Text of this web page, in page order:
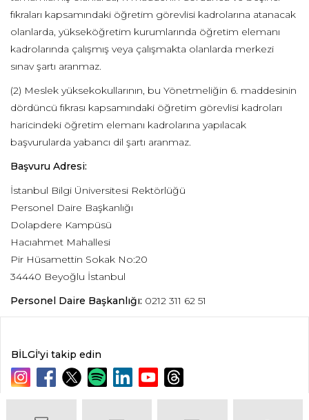
fıkraları kapsamındaki öğretim görevlisi kadrolarına atanacak
olanlarda, yükseköğretim kurumlarında öğretim elemanı
kadrolarında çalışmış veya çalışmakta olanlarda merkezi
sınav şartı aranmaz.
(2) Meslek yüksekokullarının, bu Yönetmeliğin 6. maddesinin
dördüncü fıkrası kapsamındaki öğretim görevlisi kadroları
haricindeki öğretim elemanı kadrolarına yapılacak
başvurularda yabancı dil şartı aranmaz.
Başvuru Adresi:
İstanbul Bilgi Üniversitesi Rektörlüğü
Personel Daire Başkanlığı
Dolapdere Kampüsü
Hacıahmet Mahallesi
Pir Hüsamettin Sokak No:20
34440 Beyoğlu İstanbul
Personel Daire Başkanlığı: 0212 311 62 51
BİLGİ'yi takip edin